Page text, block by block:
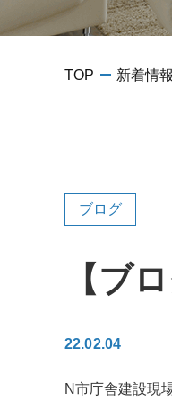
TOP 新着情報
ブログ
【ブ
22.02.04
N市庁舎建設現